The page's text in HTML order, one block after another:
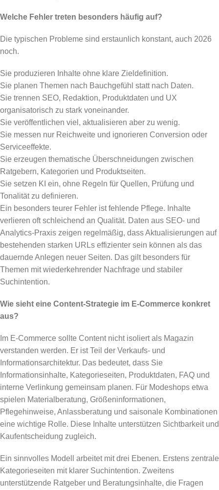
Welche Fehler treten besonders häufig auf?
Die typischen Probleme sind erstaunlich konstant, auch 2026
noch.
Sie produzieren Inhalte ohne klare Zieldefinition.
Sie planen Themen nach Bauchgefühl statt nach Daten.
Sie trennen SEO, Redaktion, Produktdaten und UX
organisatorisch zu stark voneinander.
Sie veröffentlichen viel, aktualisieren aber zu wenig.
Sie messen nur Reichweite und ignorieren Conversion oder
Serviceeffekte.
Sie erzeugen thematische Überschneidungen zwischen
Ratgebern, Kategorien und Produktseiten.
Sie setzen KI ein, ohne Regeln für Quellen, Prüfung und
Tonalität zu definieren.
Ein besonders teurer Fehler ist fehlende Pflege. Inhalte
verlieren oft schleichend an Qualität. Daten aus SEO- und
Analytics-Praxis zeigen regelmäßig, dass Aktualisierungen auf
bestehenden starken URLs effizienter sein können als das
dauernde Anlegen neuer Seiten. Das gilt besonders für
Themen mit wiederkehrender Nachfrage und stabiler
Suchintention.
Wie sieht eine Content-Strategie im E-Commerce konkret
aus?
Im E-Commerce sollte Content nicht isoliert als Magazin
verstanden werden. Er ist Teil der Verkaufs- und
Informationsarchitektur. Das bedeutet, dass Sie
Informationsinhalte, Kategorieseiten, Produktdaten, FAQ und
interne Verlinkung gemeinsam planen. Für Modeshops etwa
spielen Materialberatung, Größeninformationen,
Pflegehinweise, Anlassberatung und saisonale Kombinationen
eine wichtige Rolle. Diese Inhalte unterstützen Sichtbarkeit und
Kaufentscheidung zugleich.
Ein sinnvolles Modell arbeitet mit drei Ebenen. Erstens zentrale
Kategorieseiten mit klarer Suchintention. Zweitens
unterstützende Ratgeber und Beratungsinhalte, die Fragen